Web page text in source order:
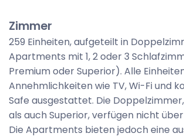
Zimmer
259 Einheiten, aufgeteilt in
Apartments mit 1, 2 oder 3
Premium oder Superior). Alle
Annehmlichkeiten wie TV, Wi-Fi und
Safe ausgestattet. Die
als auch Superior, verfügen nicht
Die Apartments bieten jedoch eine